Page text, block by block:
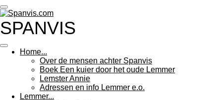
Ga
direct
naar
de
hoofdinhoud
SPANVIS
Home...
Over de mensen achter Spanvis
Boek Een kuier door het oude Lemmer
Lemster Annie
Adressen en info Lemmer e.o.
Lemmer...